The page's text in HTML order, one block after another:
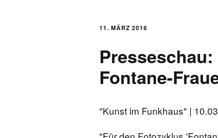
GRÜNDUNGSDATEN
SELBSTVERSTÄNDNIS UND
11. MÄRZ 2016
Fontane-
"Kunst im Funkhaus" |